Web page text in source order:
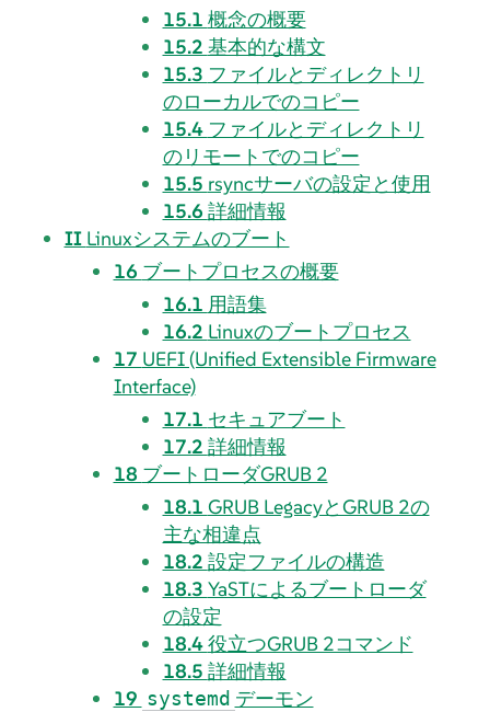
15.1 概念の概要
15.2 基本的な構文
15.3 ファイルとディレクトリ
のローカルでのコピー
15.4 ファイルとディレクトリ
のリモートでのコピー
15.5 rsyncサーバの設定と使用
15.6 詳細情報
II Linuxシステムのブート
16 ブートプロセスの概要
16.1 用語集
16.2 Linuxのブートプロセス
17 UEFI (Unified Extensible Firmware
Interface)
17.1 セキュアブート
17.2 詳細情報
18 ブートローダGRUB 2
18.1 GRUB LegacyとGRUB 2の
主な相違点
18.2 設定ファイルの構造
18.3 YaSTによるブートローダ
の設定
18.4役立つGRUB 2コマンド
18.5 詳細情報
19 systemd デーモン